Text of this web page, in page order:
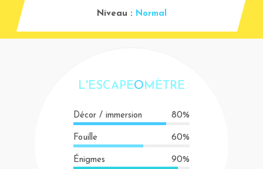
Niveau : Normal
L'ESCAPEOMÈTRE
Décor / immersion 80%
Fouille 60%
Énigmes 90%